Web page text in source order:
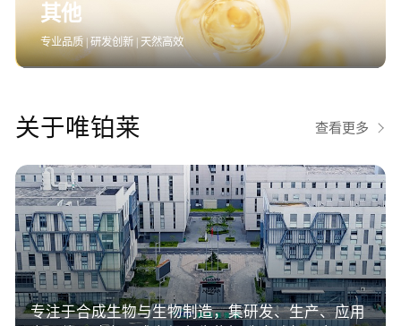
其他
专业品质 | 研发创新 | 天然高效
关于唯铂莱 查看更多
专注于合成生物与生物制造，集研发、生产、应用